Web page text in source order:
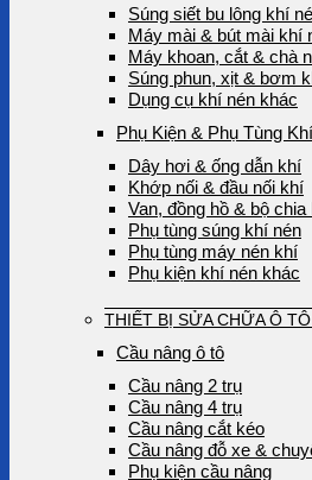
Súng siết bu lông khí
Máy mài & bút mài khí
Máy khoan, cắt & chà
Súng phun, xịt & bơm
Dụng cụ khí nén khác
Phụ Kiện & Phụ Tùng
Dây hơi & ống dẫn khí
Khớp nối & đầu nối khí
Van, đồng hồ & bộ chia
Phụ tùng súng khí nén
Phụ tùng máy nén khí
Phụ kiện khí nén khác
THIẾT BỊ SỬA CHỮA Ô
Cầu nâng ô tô
Cầu nâng 2 trụ
Cầu nâng 4 trụ
Cầu nâng cắt kéo
Cầu nâng đỗ xe &
Phụ kiện cầu nâng